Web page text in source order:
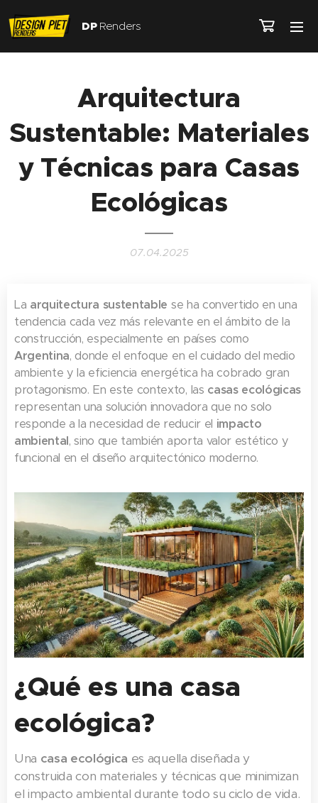
DP Renders
Arquitectura
Sustentable: Materiales
y Técnicas para Casas
Ecológicas
07.04.2025
La arquitectura sustentable se ha convertido en una
tendencia cada vez más relevante en el ámbito de la
construcción, especialmente en países como
Argentina, donde el enfoque en el cuidado del medio
ambiente y la eficiencia energética ha cobrado gran
protagonismo. En este contexto, las casas ecológicas
representan una solución innovadora que no solo
responde a la necesidad de reducir el impacto
ambiental, sino que también aporta valor estético y
funcional en el diseño arquitectónico moderno.
¿Qué es una casa
ecológica?
Una casa ecológica es aquella diseñada y
construida con materiales y técnicas que minimizan
el impacto ambiental durante todo su ciclo de vida.